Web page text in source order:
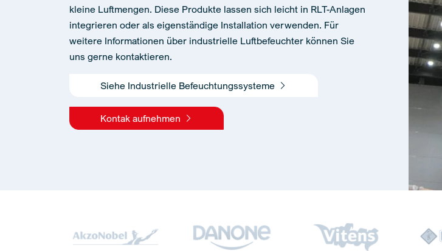
kleine Luftmengen. Diese Produkte lassen sich leicht in RLT-Anlagen
integrieren oder als eigenständige Installation verwenden. Für
weitere Informationen über industrielle Luftbefeuchter können Sie
uns gerne kontaktieren.
Siehe Industrielle Befeuchtungssysteme
Kontak aufnehmen